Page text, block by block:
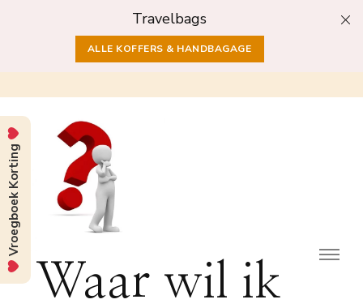
Travelbags
ALLE KOFFERS & HANDBAGAGE
Waar wil ik
Vroegboek Korting